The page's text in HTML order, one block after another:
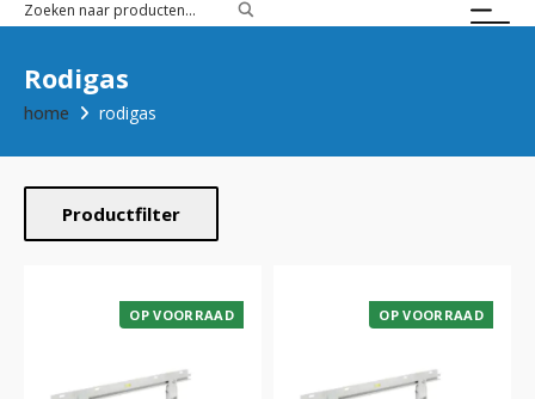
Rodigas
home rodigas
Productfilter
OP VOORRAAD OP VOORRAAD